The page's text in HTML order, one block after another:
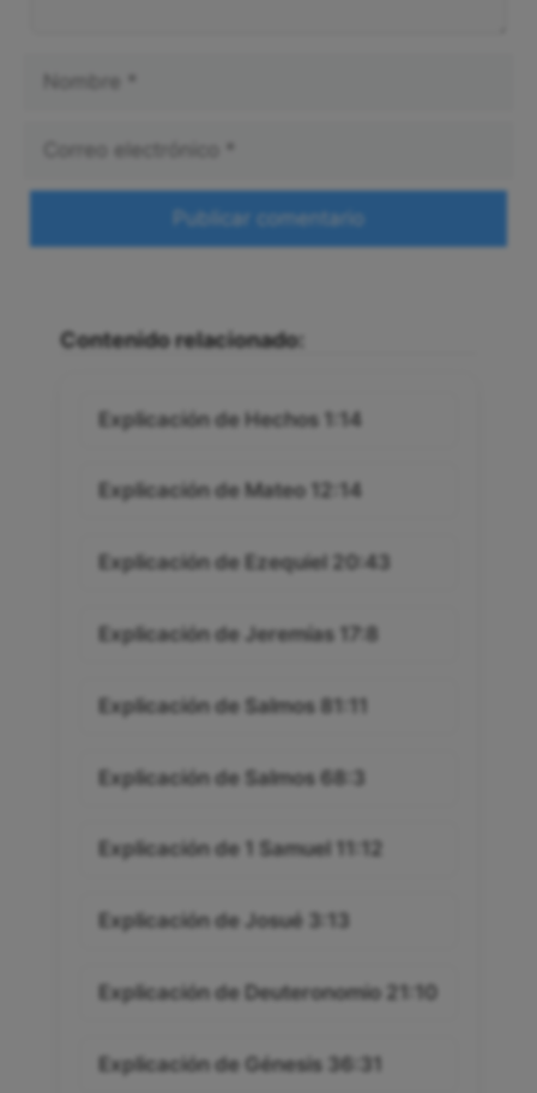
Contenido relacionado:
Explicación de Hechos 1:14
Explicación de Mateo 12:14
Explicación de Ezequiel 20:43
Explicación de Jeremías 17:8
Explicación de Salmos 81:11
Explicación de Salmos 68:3
Explicación de 1 Samuel 11:12
Explicación de Josué 3:13
Explicación de Deuteronomio 21:10
Explicación de Génesis 36:31